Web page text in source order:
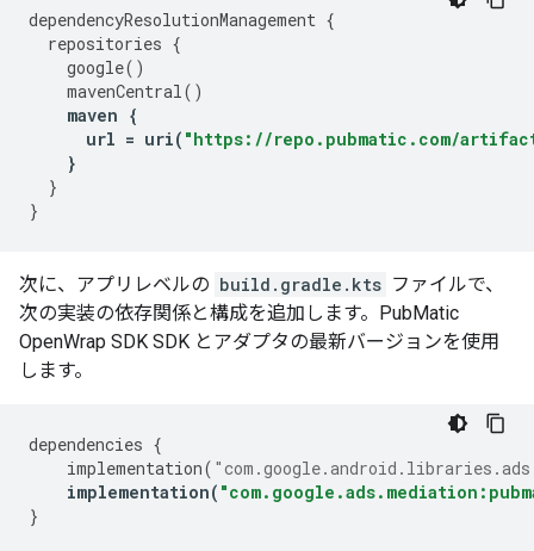
dependencyResolutionManagement {
repositories {
google()
mavenCentral()
maven {
url = uri( "https://repo.pubmatic.com/
}
}
}
次に、アプリレベルの build.gradle.kts ファイルで、
次の実装の依存関係と構成を追加します。PubMatic
OpenWrap SDK SDK とアダプタの最新バージョンを使用
します。
dependencies {
implementation(
implementation(
}